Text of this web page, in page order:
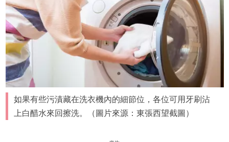
如果有些污漬藏在洗衣機內的細節位，各位可用牙刷沾
上白醋水來回擦洗。（圖片來源：東張西望截圖）